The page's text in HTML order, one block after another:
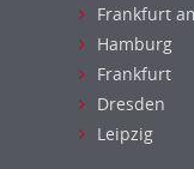
Frankfurt
Hamburg
Frankfurt
Dresden
Leipzig